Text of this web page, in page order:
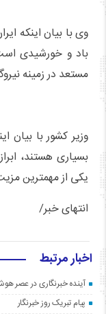
وی با بیان اینکه
باد و خورشیدی
مستعد در زمینه
وزیر کشور با بیان
بسیاری هستند،
یکی از مهمترین
انتهای خبر/
اخبار مرتبط
آینده خبرنگاری در عصر
پیام تبریک روز خبرنگار